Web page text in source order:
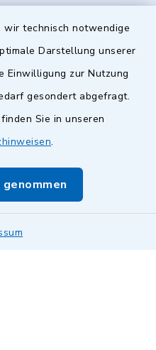
technisch notwendige
Darstellung unserer
Einwilligung zur Nutzung
gesondert abgefragt.
Sie in unseren
.